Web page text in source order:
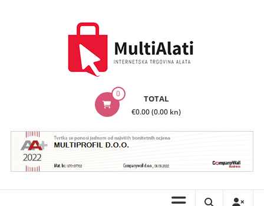
Internetska
trgovina
alata
0 TOTAL
€0.00 (0.00 kn)